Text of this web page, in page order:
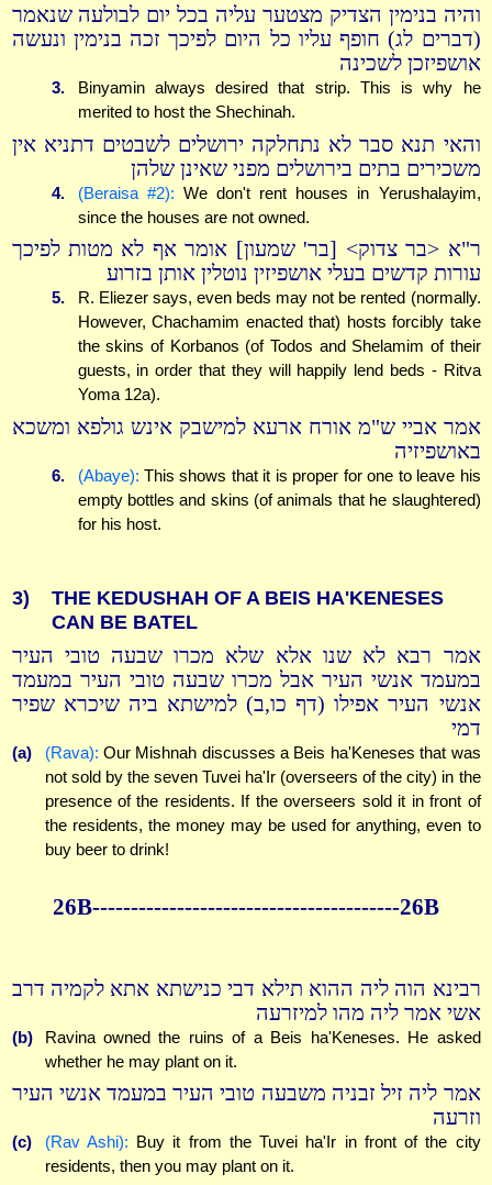
והיה בנימין הצדיק מצטער עליה בכל יום לבולעה שנאמר
(דברים לג) חופף עליו כל היום לפיכך זכה בנימין ונעשה
אושפיזכן לשכינה
3.
Binyamin always desired that strip. This is why he
merited to host the Shechinah.
והאי תנא סבר לא נתחלקה ירושלים לשבטים דתניא אין
משכירים בתים בירושלים מפני שאינן שלהן
4. (Beraisa #2): We don't rent houses in Yerushalayim,
since the houses are not owned.
ר"א <בר צדוק> [בר' שמעון] אומר אף לא מטות לפיכך
עורות קדשים בעלי אושפיזין נוטלין אותן בזרוע
5.
R. Eliezer says, even beds may not be rented (normally.
However, Chachamim enacted that) hosts forcibly take
the skins of Korbanos (of Todos and Shelamim of their
guests, in order that they will happily lend beds - Ritva
Yoma 12a).
אמר אביי ש"מ אורח ארעא למישבק אינש גולפא ומשכא
באושפיזיה
6. (Abaye): This shows that it is proper for one to leave his
empty bottles and skins (of animals that he slaughtered)
for his host.
3)
THE KEDUSHAH OF A BEIS HA'KENESES
CAN BE BATEL
אמר רבא לא שנו אלא שלא מכרו שבעה טובי העיר
במעמד אנשי העיר אבל מכרו שבעה טובי העיר במעמד
אנשי העיר אפילו (דף כו,ב) למישתא ביה שיכרא שפיר
דמי
(a) (Rava): Our Mishnah discusses a Beis ha'Keneses that was
not sold by the seven Tuvei ha'Ir (overseers of the city) in the
presence of the residents. If the overseers sold it in front of
the residents, the money may be used for anything, even to
buy beer to drink!
26B----------------------------------------26B
רבינא הוה ליה ההוא תילא דבי כנישתא אתא לקמיה דרב
אשי אמר ליה מהו למיזרעה
(b)
Ravina owned the ruins of a Beis ha'Keneses. He asked
whether he may plant on it.
אמר ליה זיל זבניה משבעה טובי העיר במעמד אנשי העיר
וזרעה
(c) (Rav Ashi): Buy it from the Tuvei ha'Ir in front of the city
residents, then you may plant on it.